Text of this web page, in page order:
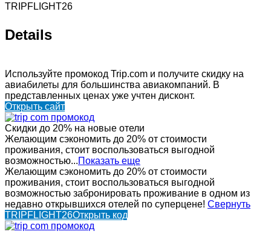
TRIPFLIGHT26
Details
Используйте промокод Trip.com и получите скидку на
авиабилеты для большинства авиакомпаний. В
представленных ценах уже учтен дисконт.
Открыть сайт
Скидки до 20% на новые отели
Желающим сэкономить до 20% от стоимости
проживания, стоит воспользоваться выгодной
возможностью...Показать еще
Желающим сэкономить до 20% от стоимости
проживания, стоит воспользоваться выгодной
возможностью забронировать проживание в одном из
недавно открывшихся отелей по суперцене! Свернуть
TRIPFLIGHT26Открыть код